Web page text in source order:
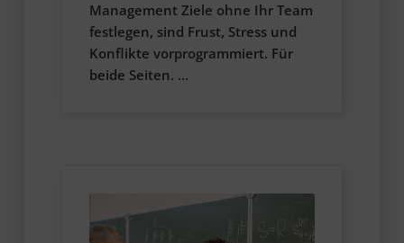
Management Ziele ohne Ihr Team
festlegen, sind Frust, Stress und
Konflikte vorprogrammiert. Für
beide Seiten. …